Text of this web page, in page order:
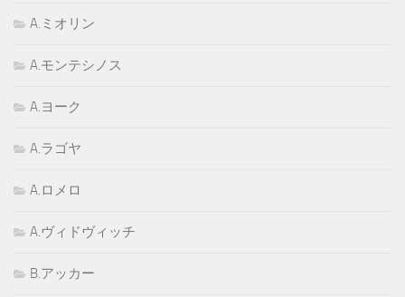
A.ミオリン
A.モンテシノス
A.ヨーク
A.ラゴヤ
A.ロメロ
A.ヴィドヴィッチ
B.アッカー